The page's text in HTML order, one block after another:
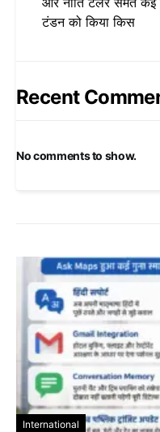
टंडन को किया किस
Recent
No comments to show.
International